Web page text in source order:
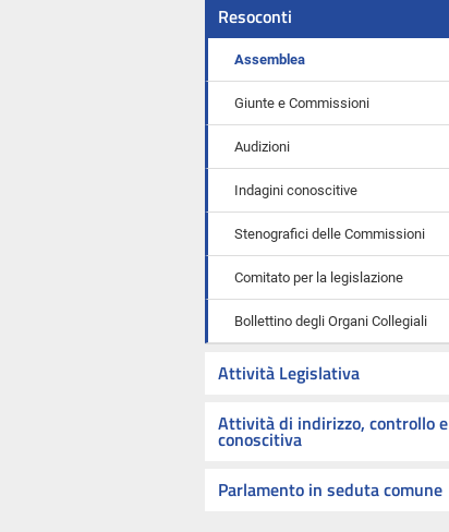
Resoconti
Assemblea
Giunte e Commissioni
Audizioni
Indagini conoscitive
Stenografici delle Commissioni
Comitato per la legislazione
Bollettino degli Organi Collegiali
Attività Legislativa
Attività di indirizzo, controllo e
conoscitiva
Parlamento in seduta comune